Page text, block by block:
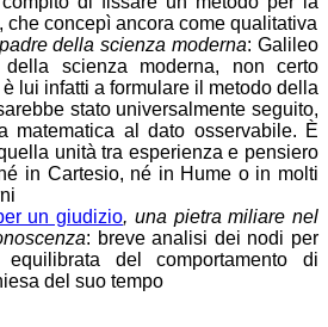
che concepì ancora come qualitativa
della scienza moderna: Galileo
scienza moderna, non certo
lui infatti a formulare il metodo della
stato universalmente seguito,
matematica al dato osservabile. È
unità tra esperienza e pensiero
in Cartesio, né in Hume o in molti
un giudizio, una pietra miliare nel
: breve analisi dei nodi per
equilibrata del comportamento di
del suo tempo